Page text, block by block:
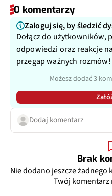
0 komentarzy
Zaloguj się, by śledzić
Dołącz do użytkowników,
odpowiedzi oraz reakcje
przegap ważnych rozmów!
Możesz dodać 3
Dodaj komentarz
Brak
Nie dodano jeszcze
Twój komentarz